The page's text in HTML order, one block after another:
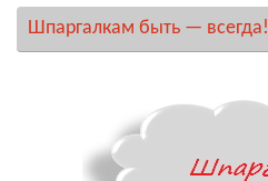
Шпаргалкам быть — всегда!